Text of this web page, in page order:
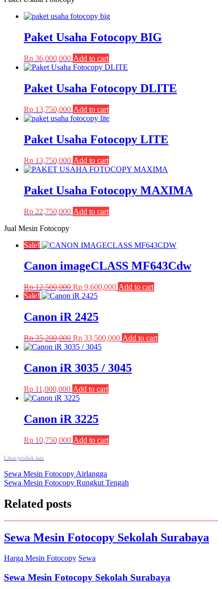
product
product
Paket Usaha Fotocopy BIG
Rp 36,000,000 Add to cart
Paket Usaha Fotocopy DLITE
Rp 13,750,000 Add to cart
Paket Usaha Fotocopy LITE
Rp 13,750,000 Add to cart
Paket Usaha Fotocopy MAXIMA
Rp 22,750,000 Add to cart
Jual Mesin Fotocopy
Sale!
Canon imageCLASS MF643Cdw
Rp12,500,000 Original
price
Rp 12,500,000.
Rp 9,600,000Current
Add to cart
Sale!
Canon iR 2425
Rp35,200,000 Original
price
Rp 35,200,000.
Rp 33,500,000Current
Rp 33,500,000.
Add to cart
Canon iR 3035 / 3045
Rp 11,000,000 Add to cart
Canon iR 3225
Rp 10,750,000 Add to cart
Lihat produk lain
Post
navigation
Sewa Mesin Fotocopy Airlangga
Sewa Mesin Fotocopy Rungkut Tengah
Related posts
Sewa Mesin Fotocopy Sekolah Surabaya
Harga Mesin Fotocopy Sewa
Sewa Mesin Fotocopy Sekolah Surabaya